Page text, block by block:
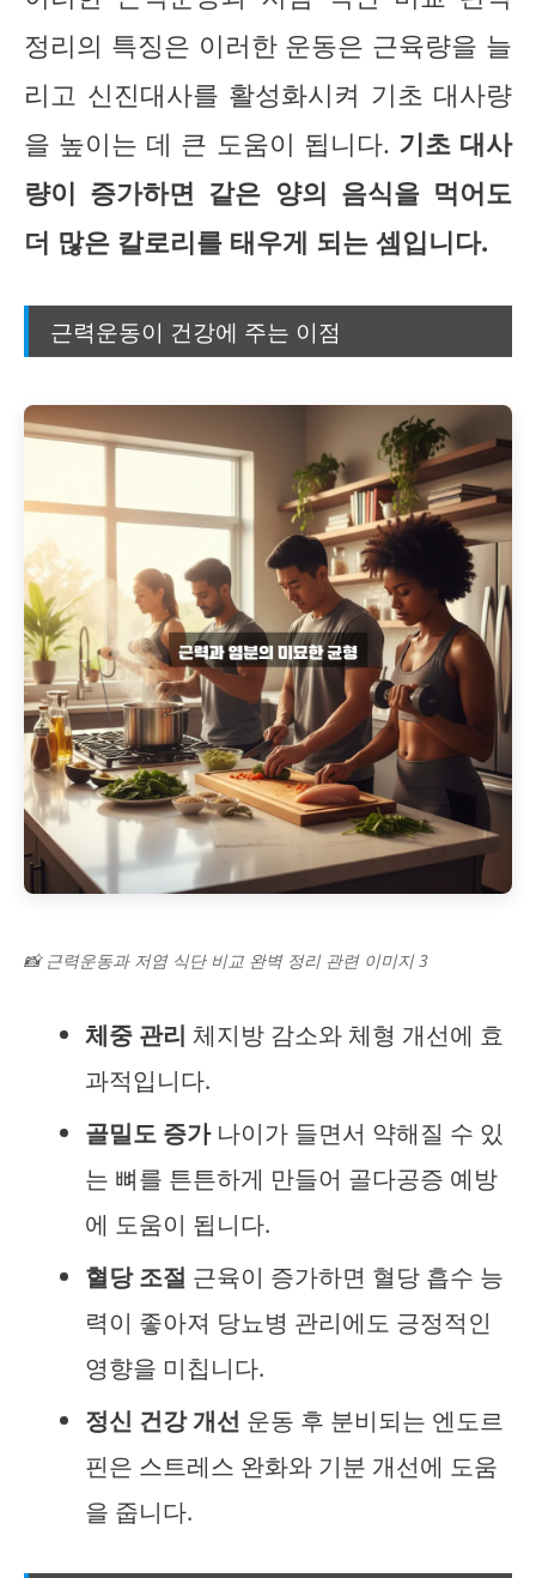
정리의 특징은 이러한 운동은 근육량을 늘
리고 신진대사를 활성화시켜 기초 대사량
을 높이는 데 큰 도움이 됩니다. 기초 대사
량이 증가하면 같은 양의 음식을 먹어도
더 많은 칼로리를 태우게 되는 셈입니다.
근력운동이 건강에 주는 이점
📸 근력운동과 저염 식단 비교 완벽 정리 관련 이미지 3
체중 관리 체지방 감소와 체형 개선에 효
과적입니다.
골밀도 증가나이가 들면서 약해질 수 있
는 뼈를 튼튼하게 만들어 골다공증 예방
에 도움이 됩니다.
혈당 조절 근육이 증가하면 혈당 흡수 능
력이 좋아져 당뇨병 관리에도 긍정적인
영향을 미칩니다.
정신 건강 개선 운동 후 분비되는 엔도르
핀은 스트레스 완화와 기분 개선에 도움
을 줍니다.